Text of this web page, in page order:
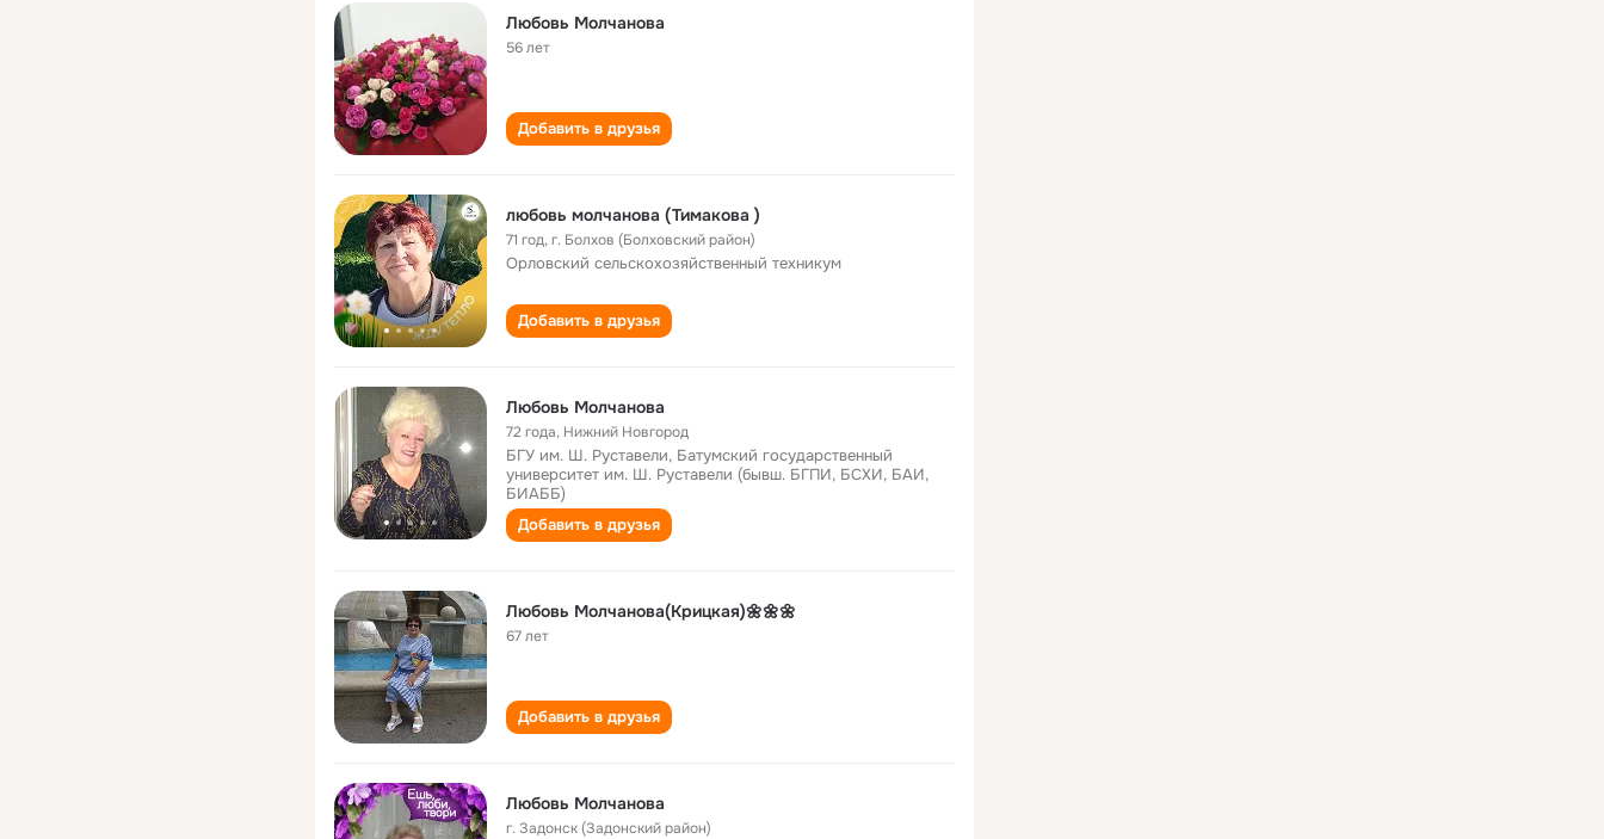
Любовь Молчанова
56 лет
Добавить в друзья
любовь молчанова (Тимакова )
71 год,г. Болхов (Болховский район)
Орловский сельскохозяйственный техникум
Добавить в друзья
Любовь Молчанова
72 года, Нижний Новгород
БГУ им. Ш. Руставели, Батумский государственный
университет им. Ш. Руставели (бывш. БГПИ, БСХИ, БАИ,
БИАББ)
Добавить в друзья
Любовь Молчанова(Крицкая)🌼🌼🌼
67 лет
Добавить в друзья
Любовь Молчанова
г. Задонск (Задонский район)